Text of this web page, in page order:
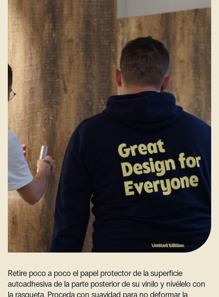
Retire poco a poco el papel protector de la superficie
autoadhesiva de la parte posterior de su vinilo y nivélelo con
la rasqueta. Proceda con suavidad para no deformar la